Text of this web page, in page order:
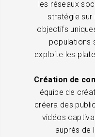
les réseaux
stratégie sur
objectifs
populations
exploite les
Création de
équipe de
créera des
vidéos
auprès de